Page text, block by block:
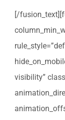
[/
visibility”